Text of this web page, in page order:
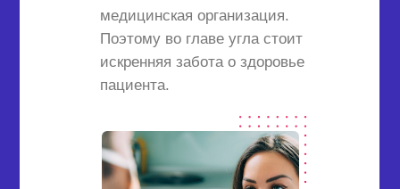
медицинская организация.
Поэтому во главе угла стоит
искренняя забота о здоровье
пациента.